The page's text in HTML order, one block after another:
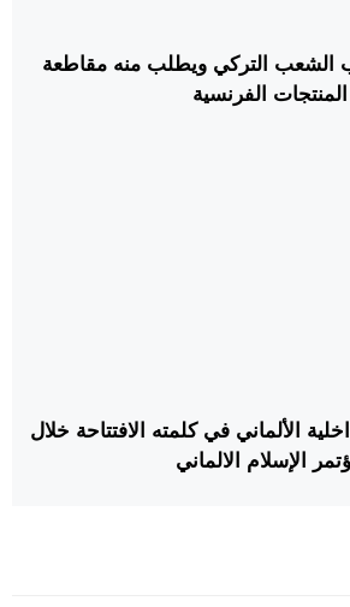
الشعب التركي ويطلب منه مقاطعة
المنتجات الفرنسية
الألماني في كلمته الافتتاحة خلال
الإسلام الالماني